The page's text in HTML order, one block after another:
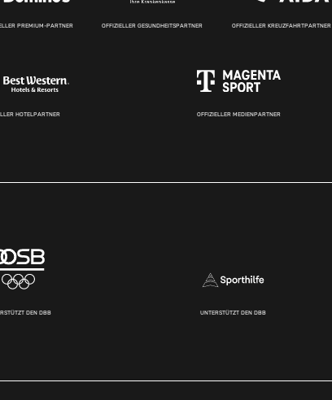
PREMIUM-PARTNER OFFIZIELLER GESUNDHEITSPARTNER OFFIZIELLER KREUZFAHRTPARTNER
HOTELPARTNER OFFIZIELLER MEDIENPARTNER
DEN DBB UNTERSTÜTZT DEN DBB